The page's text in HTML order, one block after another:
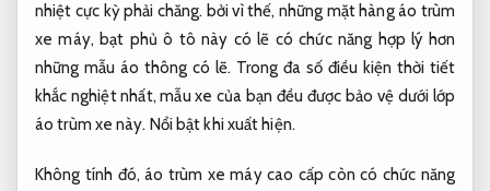
nhiệt cực kỳ phải chăng. bởi vì thế, những mặt hàng áo trùm
xe máy, bạt phủ ô tô này có lẽ có chức năng hợp lý hơn
những mẫu áo thông có lẽ. Trong đa số điều kiện thời tiết
khắc nghiệt nhất, mẫu xe của bạn đều được bảo vệ dưới lớp
áo trùm xe này. Nổi bật khi xuất hiện.
Không tính đó, áo trùm xe máy cao cấp còn có chức năng